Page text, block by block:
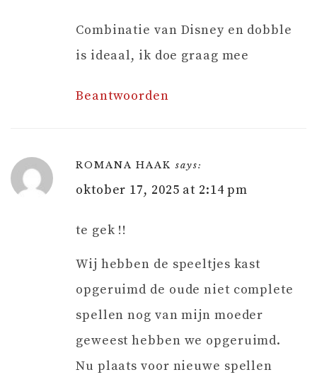
Combinatie van Disney en dobble
is ideaal, ik doe graag mee
Beantwoorden
ROMANA HAAK says:
oktober 17, 2025 at 2:14 pm
te gek !!
Wij hebben de speeltjes kast
opgeruimd de oude niet complete
spellen nog van mijn moeder
geweest hebben we opgeruimd.
Nu plaats voor nieuwe spellen